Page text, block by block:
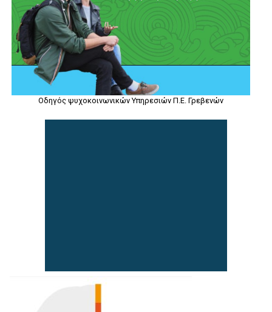
Οδηγός ψυχοκοινωνικών Υπηρεσιών Π.Ε. Γρεβενών